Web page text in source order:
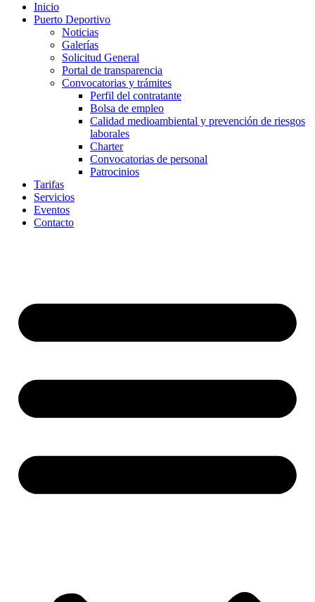
Inicio
Puerto Deportivo
Noticias
Galerías
Solicitud General
Portal de transparencia
Convocatorias y trámites
Perfil del contratante
Bolsa de empleo
Calidad medioambiental y prevención de riesgos
laborales
Charter
Convocatorias de personal
Patrocinios
Tarifas
Servicios
Eventos
Contacto